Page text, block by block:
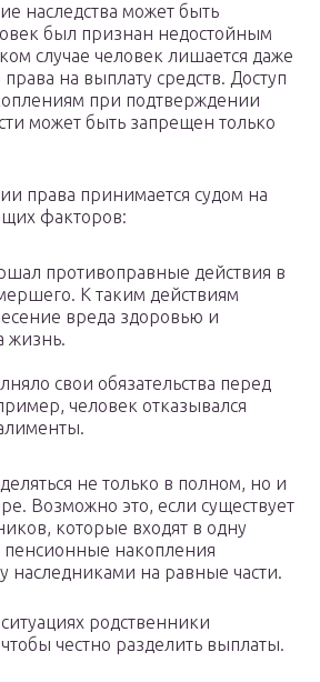
наследства может быть
был признан недостойным
случае человек лишается даже
на выплату средств. Доступ
при подтверждении
может быть запрещен только
права принимается судом на
факторов:
противоправные действия в
К таким действиям
вреда здоровью и
жизнь.
свои обязательства перед
человек отказывался
не только в полном, но и
Возможно это, если существует
которые входят в одну
пенсионные накопления
наследниками на равные части.
родственники
честно разделить выплаты.